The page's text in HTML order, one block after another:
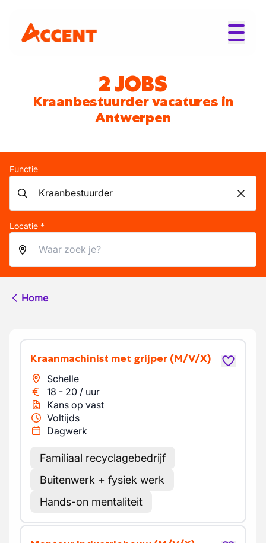
2 JOBS
Kraanbestuurder vacatures in
Antwerpen
Functie
Locatie *
Home
Kraanmachinist met grijper (M/V/X)
Schelle
18 - 20 / uur
Kans op vast
Voltijds
Dagwerk
Familiaal recyclagebedrijf
Buitenwerk + fysiek werk
Hands-on mentaliteit